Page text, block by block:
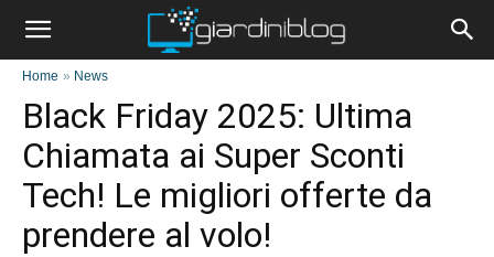
Home » News
Black Friday 2025: Ultima
Chiamata ai Super Sconti
Tech! Le migliori offerte da
prendere al volo!